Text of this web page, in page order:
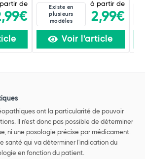
de
Existe en
plusieurs
modèles
à partir de
2,99€
Voir l'article
ont la particularité de pouvoir
Il n'est donc pas possible de déterminer
ni une posologie précise par médicament.
santé qui va déterminer l'indication du
en fonction du patient.